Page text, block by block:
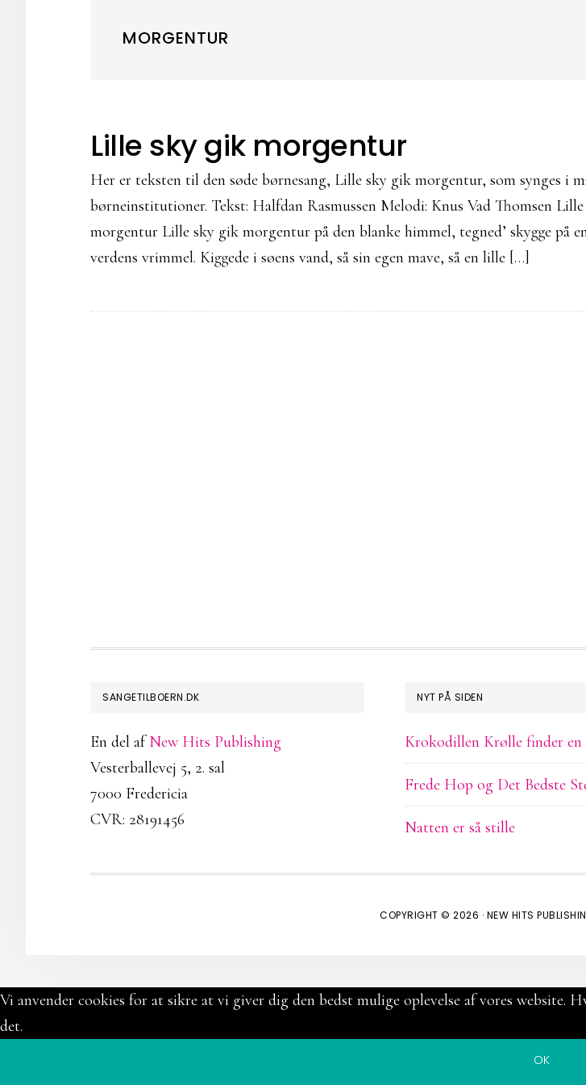
MORGENTUR
Lille sky gik morgentur
Her er teksten til den søde børnesang, Lille sky gik morgentur, som synges i
børneinstitutioner. Tekst: Halfdan Rasmussen Melodi: Knus Vad Thomsen
morgentur Lille sky gik morgentur på den blanke himmel, tegned’ skygge på
verdens vrimmel. Kiggede i søens vand, så sin egen mave, så en lille […]
FOOTER
SANGETILBOERN.DK
En del afNew Hits Publishing
Vesterballevej 5, 2. sal
7000 Fredericia
CVR: 28191456
NYT PÅ SIDEN
Krokodillen Krølle finder en
Frede Hop og Det Bedste
Natten er så stille
COPYRIGHT © 2026 · NEW HITS
Vi anvender cookies for at sikre at vi giver dig den bedst mulige oplevelse af vores
det.
OK